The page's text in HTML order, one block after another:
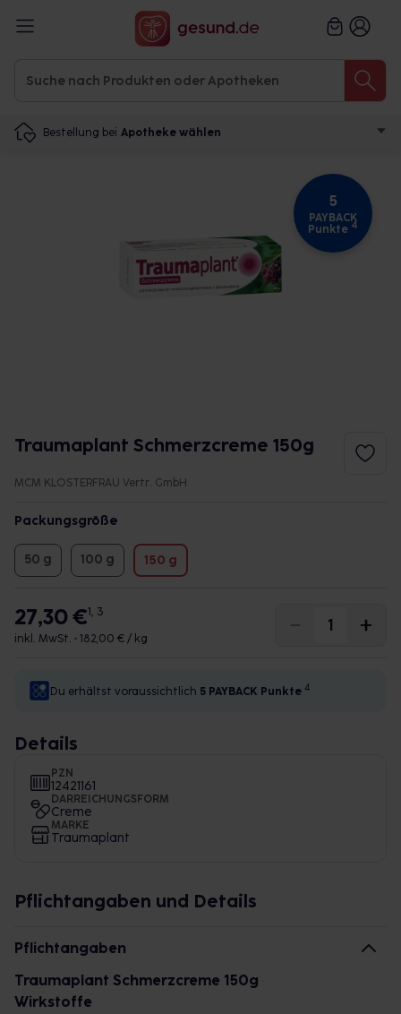
Bestellung bei Apotheke wählen
5
PAYBACK
Punkte 4
Traumaplant Schmerzcreme 150g
MCM KLOSTERFRAU Vertr. GmbH
Packungsgröße
50 g 100 g 150 g
27,30 €1, 3
inkl. MwSt. • 182,00 € / kg
Du erhältst voraussichtlich 5 PAYBACK Punkte 4
Details
PZN
12421161
DARREICHUNGSFORM
Creme
MARKE
Traumaplant
Pflichtangaben und Details
Pflichtangaben
Traumaplant Schmerzcreme 150g
Wirkstoffe